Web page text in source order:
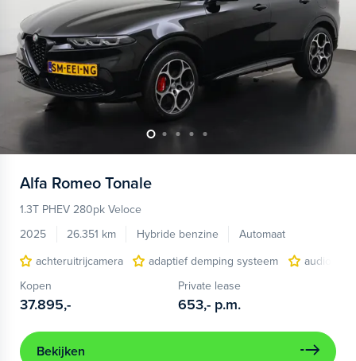
Alfa Romeo Tonale
1.3T PHEV 280pk Veloce
2025
26.351 km Hybride benzine
Automaat
achteruitrijcamera
adaptief demping systeem
audio
Kopen
37.895,-
Private lease
653,- p.m.
Bekijken